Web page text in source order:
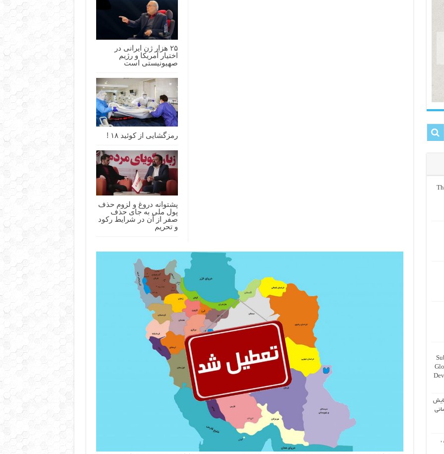
۲۵ هزار ژن ایرانی در
اختیار آمریکا و رژیم
صهیونیستی است
رمزگشایی از کوئید ۱۸ !
پشتوانه دروغ و لزوم حذف
پول ملی به جای حذف
صفر از آن در شرایط رکود
و تحریم